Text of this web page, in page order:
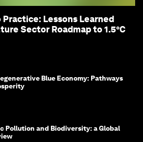
Lessons Learned
Sector Roadmap to 1.5°C
Blue Economy: Pathways
Pollution and Biodiversity: a Global